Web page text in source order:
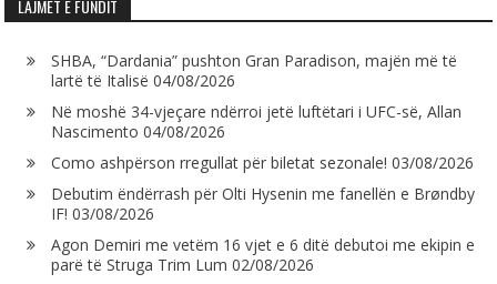
LAJMET E FUNDIT
SHBA, “Dardania” pushton Gran Paradison, majën më të
lartë të Italisë 04/08/2026
Në moshë 34-vjeçare ndërroi jetë luftëtari i UFC-së, Allan
Nascimento 04/08/2026
Como ashpërson rregullat për biletat sezonale! 03/08/2026
Debutim ëndërrash për Olti Hysenin me fanellën e Brøndby
IF! 03/08/2026
Agon Demiri me vetëm 16 vjet e 6 ditë debutoi me ekipin e
parë të Struga Trim Lum 02/08/2026